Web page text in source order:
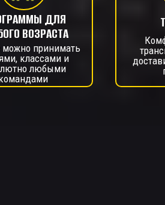
можно принимать
классами и
любыми
ДЛЯ
ВОЗРАСТА